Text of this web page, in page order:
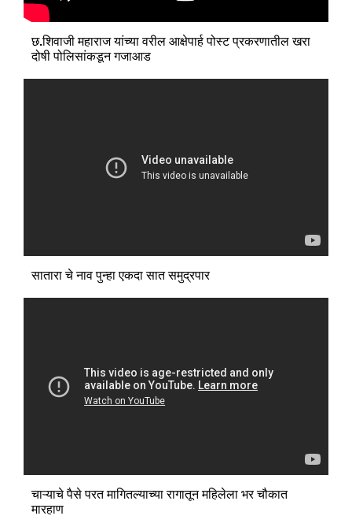
छ.शिवाजी महाराज यांच्या वरील आक्षेपार्ह पोस्ट प्रकरणातील खरा
दोषी पोलिसांकडून गजाआड
सातारा चे नाव पुन्हा एकदा सात समुद्रपार
चाऱ्याचे पैसे परत मागितल्याच्या रागातून महिलेला भर चौकात
मारहाण